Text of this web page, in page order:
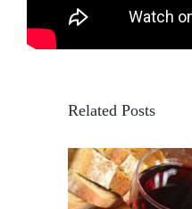
Related Posts